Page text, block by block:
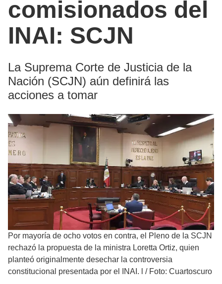
comisionados del
INAI: SCJN
La Suprema Corte de Justicia de la
Nación (SCJN) aún definirá las
acciones a tomar
Por mayoría de ocho votos en contra, el Pleno de la SCJN
rechazó la propuesta de la ministra Loretta Ortiz, quien
planteó originalmente desechar la controversia
constitucional presentada por el INAI. l
/ Foto: Cuartoscuro